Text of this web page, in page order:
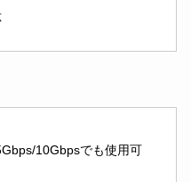
10Gbpsでも使用可